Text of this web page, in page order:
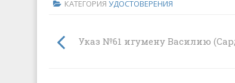
КАТЕГОРИЯ УДОСТОВЕРЕНИЯ
Указ №61 игумену Василию